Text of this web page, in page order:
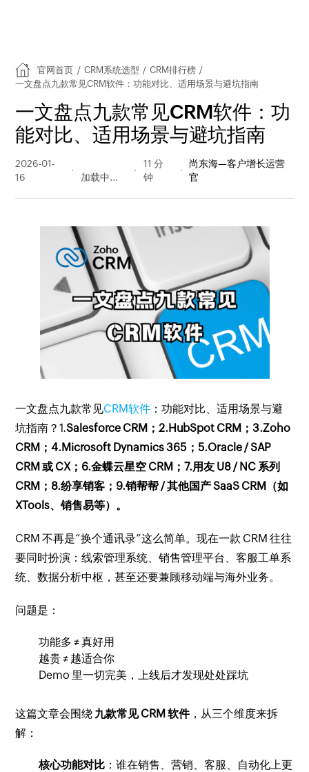
官网首页 / CRM系统选型 / CRM排行榜 /
一文盘点九款常见CRM软件：功能对比、适用场景与避坑指南
一文盘点九款常见CRM软件：功
能对比、适用场景与避坑指南
2026-01-
16
量
11 分
钟
尚东海—客户增长运营
官
一文盘点九款常见CRM软件 ：功能对比、适用场景与避
坑指南？1.Salesforce CRM；2.HubSpot CRM；3.Zoho
CRM；4.Microsoft Dynamics 365；5.Oracle / SAP
CRM 或 CX；6.金蝶云星空 CRM；7.用友 U8 / NC 系列
CRM；8.纷享销客；9.销帮帮 / 其他国产 SaaS CRM（如
XTools、销售易等）。
CRM 不再是“换个通讯录”这么简单。现在一款 CRM 往往
要同时扮演：线索管理系统、销售管理平台、客服工单系
统、数据分析中枢，甚至还要兼顾移动端与海外业务。
问题是：
功能多 ≠ 真好用
越贵 ≠ 越适合你
Demo 里一切完美，上线后才发现处处踩坑
这篇文章会围绕 九款常见 CRM 软件，从三个维度来拆
解：
核心功能对比 ：谁在销售、营销、客服、自动化上更